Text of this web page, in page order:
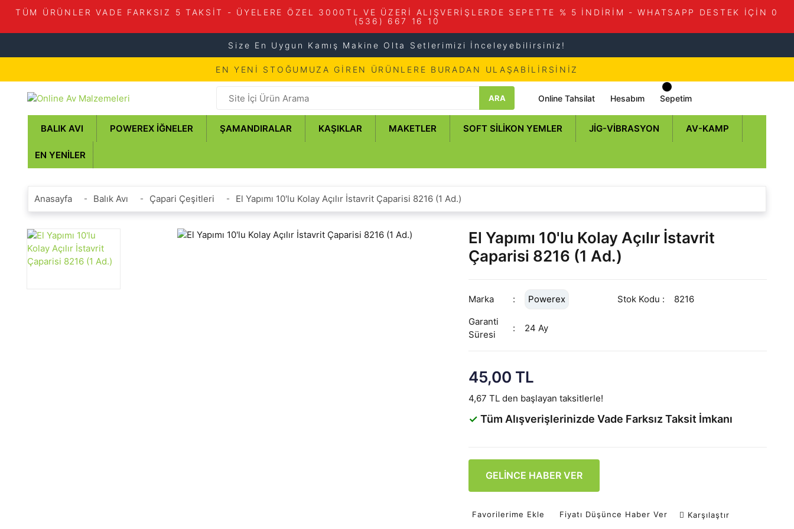
TÜM ÜRÜNLER VADE FARKSIZ 5 TAKSİT - ÜYELERE ÖZEL 3000TL VE ÜZERİ ALIŞVERİŞLERDE SEPETTE % 5 İNDİRİM - WHATSAPP DESTEK İÇİN 0
(536) 667 16 10
Size En Uygun Kamış Makine Olta Setlerimizi İnceleyebilirsiniz!
EN YENİ STOĞUMUZA GİREN ÜRÜNLERE BURADAN ULAŞABİLİRSİNİZ
ARA Online Tahsilat Hesabım Sepetim
BALIK AVI POWEREX İĞNELER ŞAMANDIRALAR KAŞIKLAR MAKETLER SOFT SILIKON YEMLER JIG-VIBRASYON AV-KAMP
EN YENILER
Anasayfa Balık Avı Çapari Çeşitleri El Yapımı 10'lu Kolay Açılır İstavrit Çaparisi 8216 (1 Ad.)
El Yapımı 10'lu Kolay Açılır İstavrit
Çaparisi 8216 (1 Ad.)
Marka Powerex Stok Kodu
8216
Garanti
Süresi
24 Ay
45,00 TL
4,67 TL den başlayan taksitlerle!
✓ Tüm Alışverişlerinizde Vade Farksız Taksit İmkanı
GELİNCE HABER VER
Favorilerime Ekle Fiyatı Düşünce Haber Ver Karşılaştır